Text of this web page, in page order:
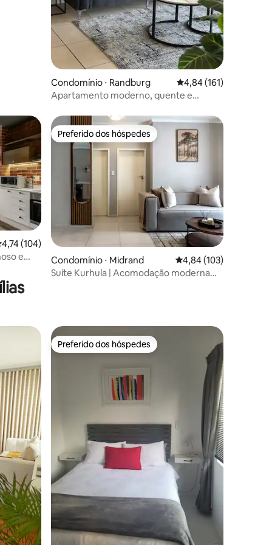
Condomínio ⋅ Randburg 4,84 de uma avaliação
4,84 (161)
Apartamento moderno, quente e
de uma avaliação média de 5, 104 avaliações
4,74 (104)
e
Preferido dos hóspedes
Preferido dos hóspedes
Condomínio ⋅ Midrand 4,84 de uma avaliação
4,84 (103)
Suíte Kurhula | Acomodação moderna
Preferido dos hóspedes
Preferido dos hóspedes